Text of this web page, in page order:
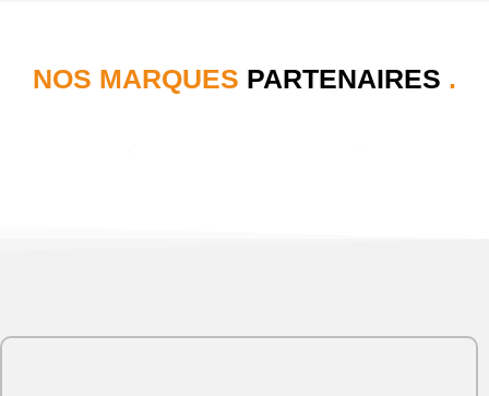
NOS MARQUES PARTENAIRES .